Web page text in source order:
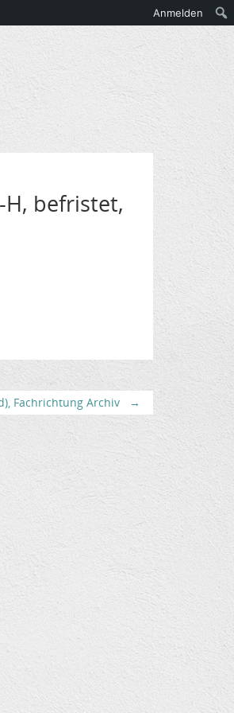
H, befristet,
Fachrichtung Archiv
→
Anmelden